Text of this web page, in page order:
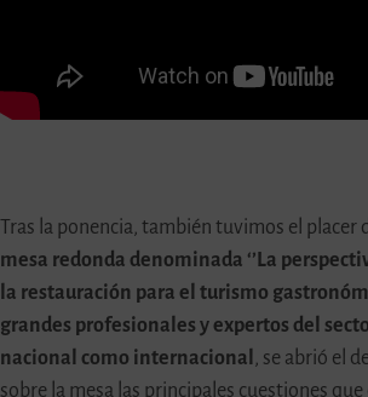
Tras la ponencia, también tuvimos el placer
mesa redonda denominada ‘’La
la restauración para el turismo
grandes profesionales y expertos del
nacional como internacional , se abrió el
sobre la mesa las principales cuestiones